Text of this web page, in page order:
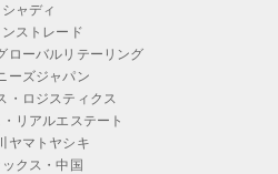
シャディ
ンストレード
ローバルリテーリング
ーズジャパン
・ロジスティクス
リアルエステート
ヤマトヤシキ
クス・中国